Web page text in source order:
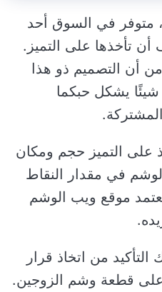
متوفر في السوق أحد
أن تأخذها على التميز.
من أن التصميم ذو هذا
يشكل حبكما
على التميز حجم ومكان
في مقدار النقاط
موقع ويب الوشم
من اتخاذ قرار
على قطعة وشم الزوجين.